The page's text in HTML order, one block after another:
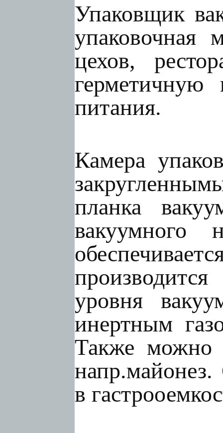
Упаковщик
упаковочная
цехов,
герметичную
питания.
Камера
планка
уровня
инертным
Также можно
напр.майонез.
в